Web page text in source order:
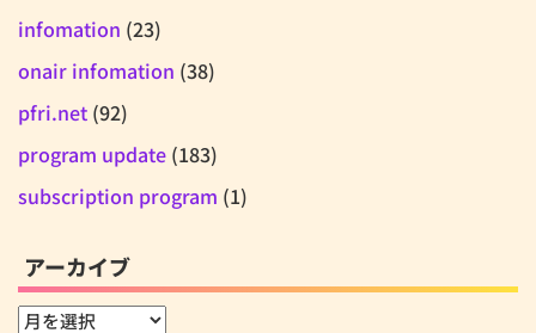
infomation (23)
onair infomation (38)
pfri.net (92)
program update (183)
subscription program (1)
アーカイブ
ア